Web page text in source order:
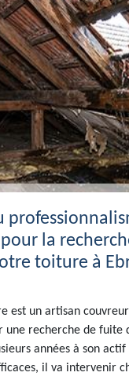
la
toiture à
est un artisan
une recherche de fuite
années à son actif
il va intervenir